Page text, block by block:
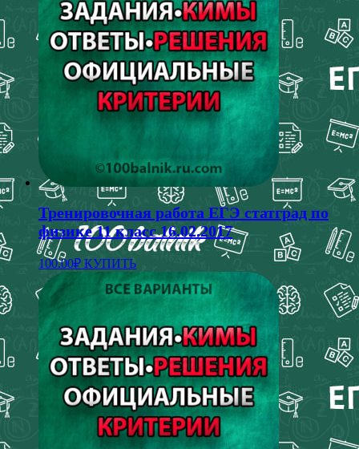
Тренировочная работа ЕГЭ статград по
физике 11 класс 16.02.2017
100.00₽ КУПИТЬ